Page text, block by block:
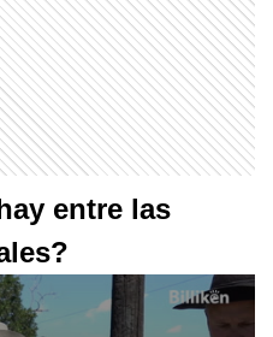
entre las